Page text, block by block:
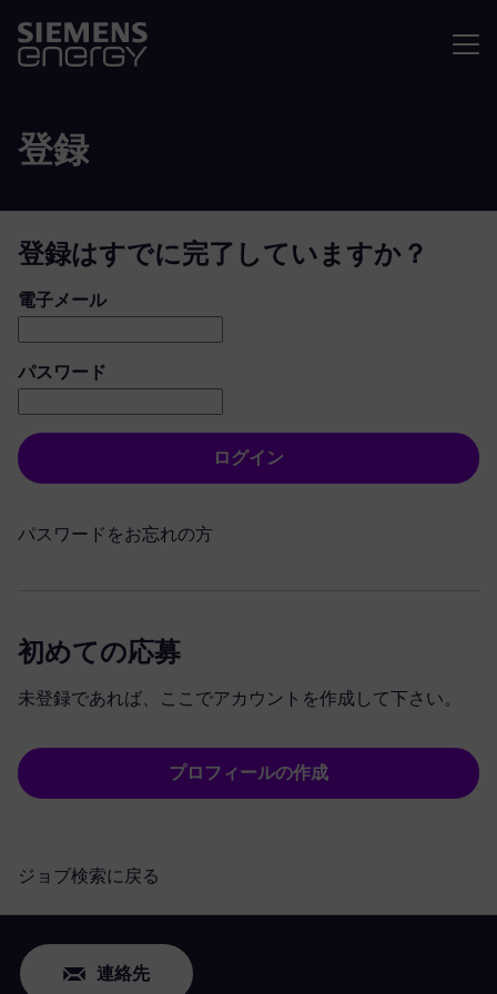
登録
登録はすでに完了していますか？
ログイン：ユーザーとパスワード
電子メール
パスワード
ログイン
パスワードをお忘れの方
初めての応募
未登録であれば、ここでアカウントを作成して下さい。
プロフィールの作成
ジョブ検索に戻る
連絡先